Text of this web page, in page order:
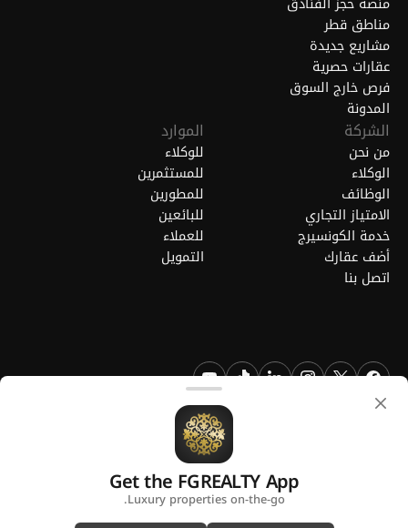
مناطق قطر
مشاريع جديدة
عقارات حصرية
فرص خارج السوق
المدونة
الشركة
من نحن
الوكلاء
الوظائف
الامتياز التجاري
خدمة الكونسيرج
أضف عقارك
اتصل بنا
الموارد
للوكلاء
للمستثمرين
للمطورين
للبائعين
للعملاء
التمويل
هي علامة تجارية مسجلة لشركة فايند جريت ريالتي ذ.م.م قطر.
الشروط والأحكاماستخدام ملفات تعريف الارتباط
Get the FGREALTY App
Luxury properties on-the-go.